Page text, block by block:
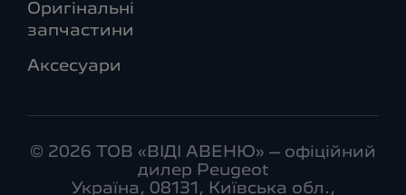
Оригінальні
запчастини
Аксесуари
© 2026 ТОВ «ВІДІ АВЕНЮ» – офіційний
дилер Peugeot
Україна, 08131, Київська обл.,